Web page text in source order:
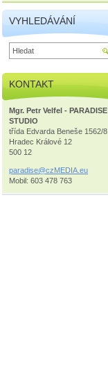
VYHLEDÁVÁNÍ
KONTAKT
Mgr. Petr Velfel - PARADISE
STUDIO
třída Edvarda Beneše 1562/8
Hradec Králové 12
500 12
paradise@czMEDIA .eu
Mobil: 603 478 763